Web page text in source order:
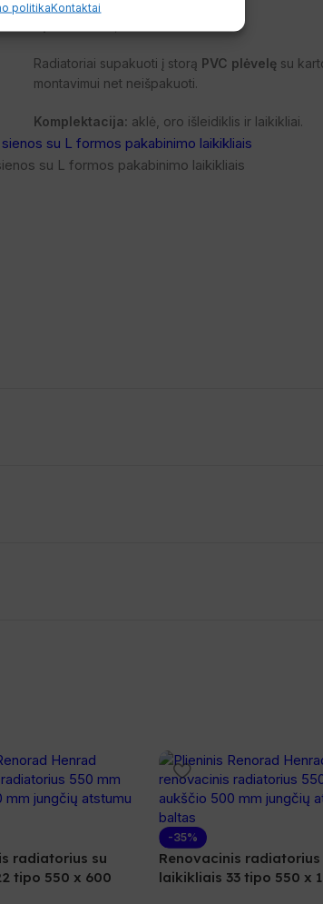
politikaKontaktai
Radiatoriai supakuoti į storą PVC plėvelęsu
montavimui net neišpakuoti.
Komplektacija: aklė, oro išleidiklis ir laikikliai.
su L formos pakabinimo laikikliais
radiatorius su
tipo 550 x 600
-35%
Renovacinis radiatorius
laikikliais 33 tipo 550 x